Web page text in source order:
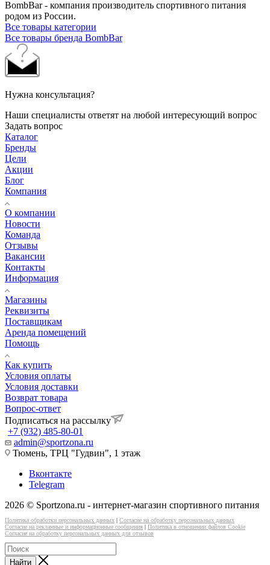
BombBar - компания производитель спортивного питания
родом из России.
Все товары категории
Все товары бренда BombBar
Нужна консультация?
Наши специалисты ответят на любой интересующий вопрос
Задать вопрос
Каталог
Бренды
Цели
Акции
Блог
Компания
О компании
Новости
Команда
Отзывы
Вакансии
Контакты
Информация
Магазины
Реквизиты
Поставщикам
Аренда помещений
Помощь
Как купить
Условия оплаты
Условия доставки
Возврат товара
Вопрос-ответ
Подписаться на рассылку
+7 (932) 485-80-01
admin@sportzona.ru
Тюмень, ТРЦ "Гудвин", 1 этаж
Вконтакте
Telegram
2026 © Sportzona.ru - интернет-магазин спортивного питания
Политика обработки персональных данных | Согласие на обработку персональных данных
Согласие на рекламные и информационные сообщения | Политика в отношении файлов Cookie
Согласие на обработку персональных данных для отзывов
Найти